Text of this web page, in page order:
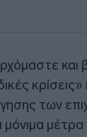
των
μέτρα